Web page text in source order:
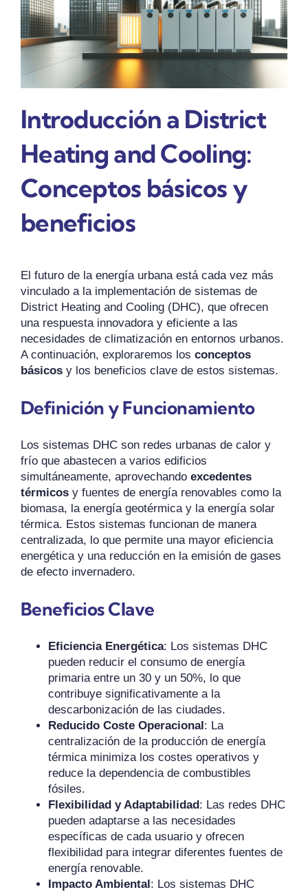
CA
Introducción a District
Heating and Cooling:
Conceptos básicos y
beneficios
El futuro de la energía urbana está cada vez más
vinculado a la implementación de sistemas de
District Heating and Cooling (DHC), que ofrecen
una respuesta innovadora y eficiente a las
necesidades de climatización en entornos urbanos.
A continuación, exploraremos los conceptos
básicosy los beneficios clave de estos sistemas.
Definición y Funcionamiento
Los sistemas DHC son redes urbanas de calor y
frío que abastecen a varios edificios
simultáneamente, aprovechando excedentes
térmicosy fuentes de energía renovables como la
biomasa, la energía geotérmica y la energía solar
térmica. Estos sistemas funcionan de manera
centralizada, lo que permite una mayor eficiencia
energética y una reducción en la emisión de gases
de efecto invernadero.
Beneficios Clave
Eficiencia Energética: Los sistemas DHC
pueden reducir el consumo de energía
primaria entre un 30 y un 50%, lo que
contribuye significativamente a la
descarbonización de las ciudades.
Reducido Coste Operacional: La
centralización de la producción de energía
térmica minimiza los costes operativos y
reduce la dependencia de combustibles
fósiles.
Flexibilidad y Adaptabilidad: Las redes DHC
pueden adaptarse a las necesidades
específicas de cada usuario y ofrecen
flexibilidad para integrar diferentes fuentes de
energía renovable.
Impacto Ambiental: Los sistemas DHC